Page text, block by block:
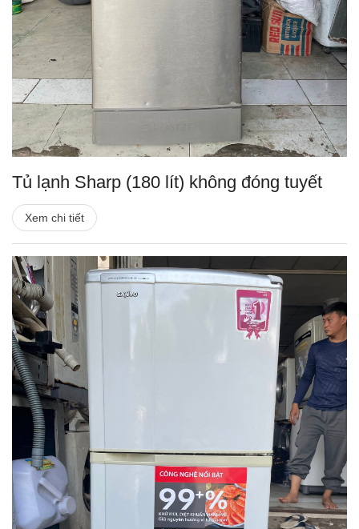
Tủ lạnh Sharp (180 lít) không đóng tuyết
Xem chi tiết